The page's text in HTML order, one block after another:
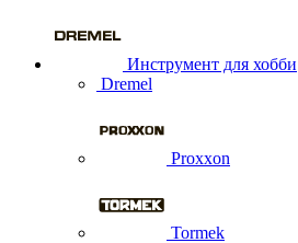
Инструмент для хобби
Dremel
Proxxon
Tormek